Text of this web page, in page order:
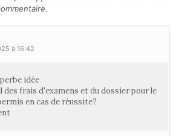
à 16:42
idée
des frais d'examens et du dossier pour le
en cas de réussite?